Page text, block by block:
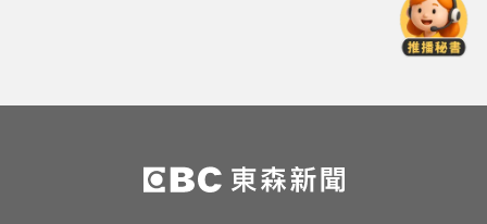
壓」 降雨時程出爐
出國注意！2國拒台人入境、扣護照
遣返 外交部證實了